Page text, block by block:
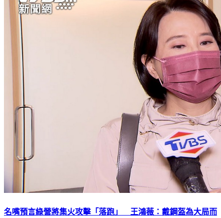
名嘴預言綠營將集火攻擊「落跑」 王鴻薇：戴鋼盔為大局而